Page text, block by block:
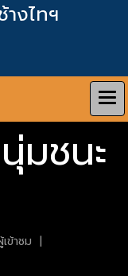
างไทฯ
มชนะ
ข้าชม |